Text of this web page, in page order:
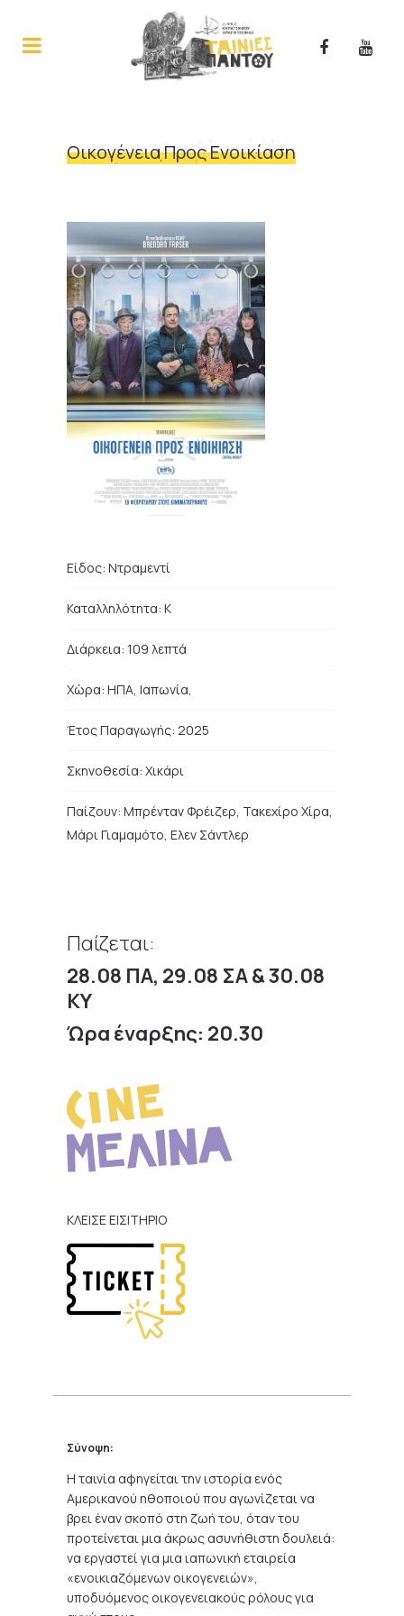
Οικογένεια Προς Ενοικίαση
Είδος: Ντραμεντί
Καταλληλότητα: Κ
Διάρκεια: 109 λεπτά
Χώρα: ΗΠΑ, Ιαπωνία,
Έτος Παραγωγής: 2025
Σκηνοθεσία: Χικάρι
Παίζουν: Μπρένταν Φρέιζερ, Τακεχίρο Χίρα,
Μάρι Γιαμαμότο, Ελεν Σάντλερ
Παίζεται:
28.08 ΠΑ, 29.08 ΣΑ & 30.08
KY
Ώρα έναρξης: 20.30
ΚΛΕΙΣΕ ΕΙΣΙΤΗΡΙΟ
Σύνοψη:
H ταινία αφηγείται την ιστορία ενός
Αμερικανού ηθοποιού που αγωνίζεται να
βρει έναν σκοπό στη ζωή του, όταν του
προτείνεται μια άκρως ασυνήθιστη δουλειά:
να εργαστεί για μια ιαπωνική εταιρεία
«ενοικιαζόμενων οικογενειών»,
υποδυόμενος οικογενειακούς ρόλους για